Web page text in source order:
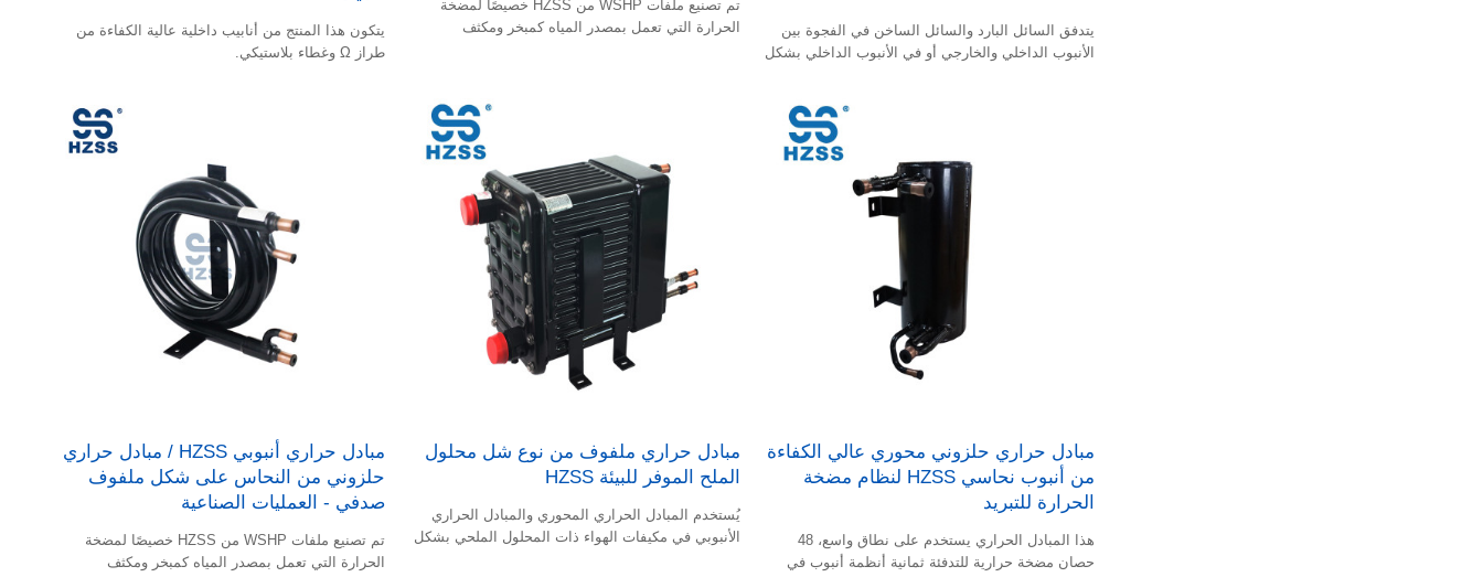
يتدفق السائل البارد والسائل الساخن في الفجوة بين
الأنبوب الداخلي والخارجي أو في الأنبوب الداخلي بشكل
تم تصنيع ملفات WSHP من HZSS خصيصًا لمضخة
الحرارة التي تعمل بمصدر المياه كمبخر ومكثف
يتكون هذا المنتج من أنابيب داخلية عالية الكفاءة من
طراز Ω وغطاء بلاستيكي.
مبادل حراري حلزوني محوري عالي الكفاءة
من أنبوب نحاسي HZSS لنظام مضخة
الحرارة للتبريد
هذا المبادل الحراري يستخدم على نطاق واسع، 48
حصان مضخة حرارية للتدفئة ثمانية أنظمة أنبوب في
مبادل حراري ملفوف من نوع شل محلول
الملح الموفر للبيئة HZSS
يُستخدم المبادل الحراري المحوري والمبادل الحراري
الأنبوبي في مكيفات الهواء ذات المحلول الملحي بشكل
مبادل حراري أنبوبي HZSS / مبادل حراري
حلزوني من النحاس على شكل ملفوف
صدفي - العمليات الصناعية
تم تصنيع ملفات WSHP من HZSS خصيصًا لمضخة
الحرارة التي تعمل بمصدر المياه كمبخر ومكثف